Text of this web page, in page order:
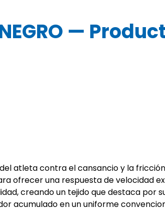
NEGRO —
atleta contra el cansancio y la
ofrecer una respuesta de velocidad
creando un tejido que destaca por
acumulado en un uniforme